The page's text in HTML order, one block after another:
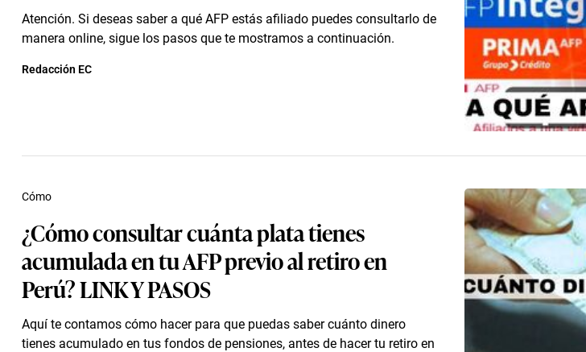
Atención. Si deseas saber a qué AFP estás afiliado puedes consultarlo de
manera online, sigue los pasos que te mostramos a continuación.
Redacción EC
¿Cómo consultar cuánta plata tienes
acumulada en tu AFP previo al retiro en
Perú? LINK Y PASOS
Aquí te contamos cómo hacer para que puedas saber cuánto dinero
tienes acumulado en tus fondos de pensiones, antes de hacer tu retiro en
Cómo